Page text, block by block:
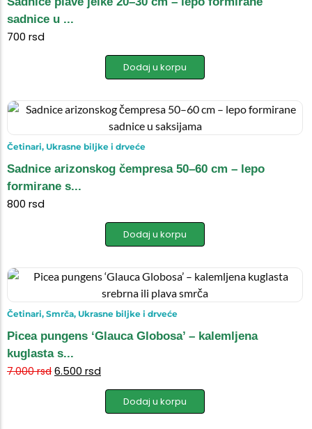
sadnice u ...
700 rsd
Dodaj u korpu
Četinari, Ukrasne biljke i drveće
Sadnice arizonskog čempresa 50–60 cm – lepo
formirane s...
800 rsd
Dodaj u korpu
Četinari, Smrča, Ukrasne biljke i drveće
Picea pungens ‘Glauca Globosa’ – kalemljena
kuglasta s...
7.000rsd 6.500 rsd
Dodaj u korpu